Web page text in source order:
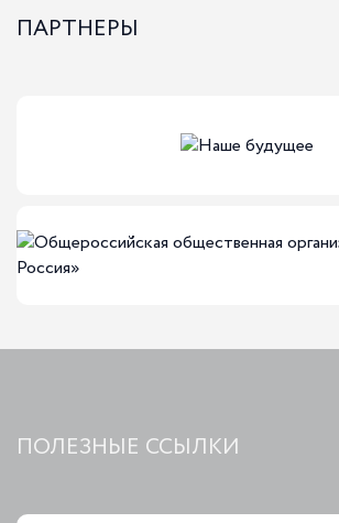
ПАРТНЕРЫ
ПОЛЕЗНЫЕ ССЫЛКИ